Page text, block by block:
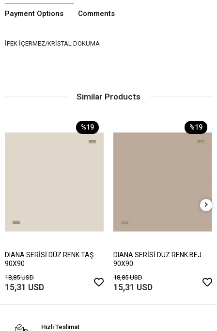
Payment Options Comments
İPEK İÇERMEZ/KRİSTAL DOKUMA
Similar Products
%19
DIANA SERİSİ DÜZ RENK TAŞ
90X90
18,85 USD
15,31 USD
%19
DIANA SERİSİ DÜZ RENK BEJ
90X90
18,85 USD
15,31 USD
Hızlı Teslimat